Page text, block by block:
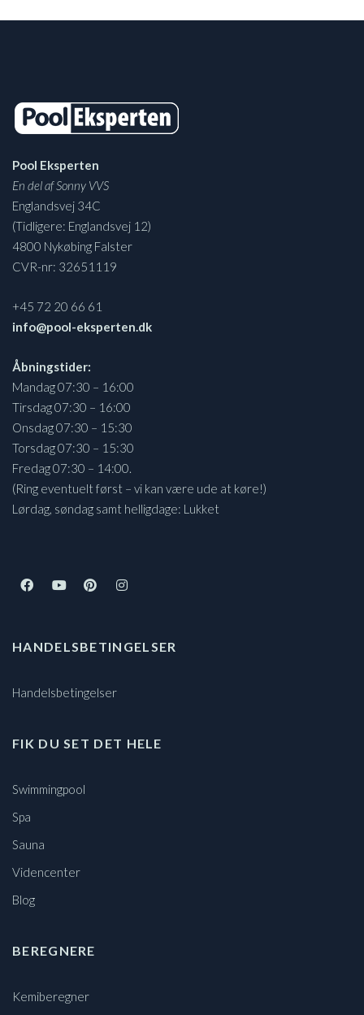
Pool Eksperten
En del af Sonny VVS
Englandsvej 34C
(Tidligere: Englandsvej 12)
4800 Nykøbing Falster
CVR-nr: 32651119
+45 72 20 66 61
info@pool-eksperten.dk
Åbningstider:
Mandag 07:30 – 16:00
Tirsdag 07:30 – 16:00
Onsdag 07:30 – 15:30
Torsdag 07:30 – 15:30
Fredag 07:30 – 14:00.
(Ring eventuelt først – vi kan være ude at køre!)
Lørdag, søndag samt helligdage: Lukket
HANDELSBETINGELSER
Handelsbetingelser
FIK DU SET DET HELE
Swimmingpool
Spa
Sauna
Videncenter
Blog
BEREGNERE
Kemiberegner